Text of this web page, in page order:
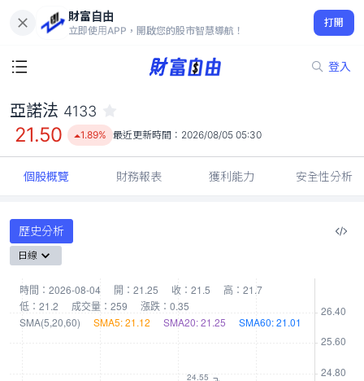
財富自由
立即使用APP，開啟您的股市智慧導航！
打開
登入
21.50
1.89%
亞諾法 4133
21.50 1.89% 最近更新時間： 2026/08/05 05:30
個股概覽 財務報表 獲利能力 安全性分析
歷史分析
日線